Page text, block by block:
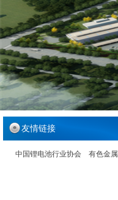
友情链接
中国锂电池行业协会 有色金